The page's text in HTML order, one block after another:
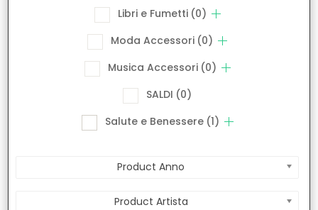
Libri e Fumetti (0)
Moda Accessori (0)
Musica Accessori (0)
SALDI (0)
Salute e Benessere (1)
Product Anno
Product Artista